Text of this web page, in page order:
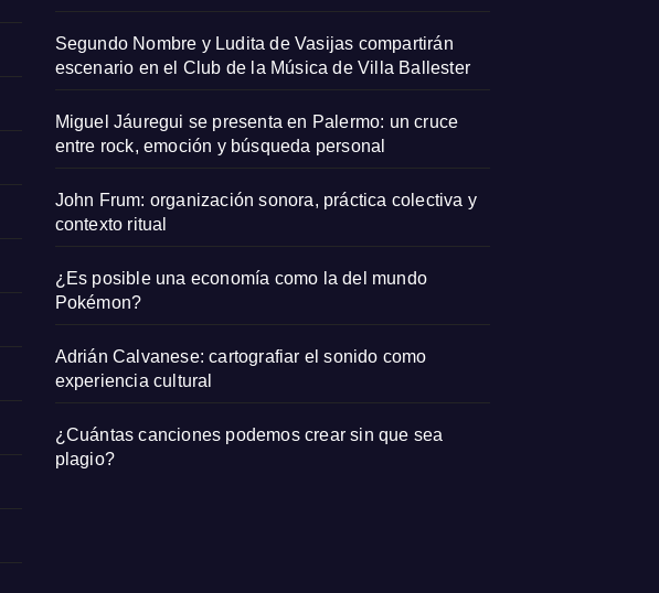
Segundo Nombre y Ludita de Vasijas compartirán
escenario en el Club de la Música de Villa Ballester
Miguel Jáuregui se presenta en Palermo: un cruce
entre rock, emoción y búsqueda personal
John Frum: organización sonora, práctica colectiva y
contexto ritual
¿Es posible una economía como la del mundo
Pokémon?
Adrián Calvanese: cartografiar el sonido como
experiencia cultural
¿Cuántas canciones podemos crear sin que sea
plagio?